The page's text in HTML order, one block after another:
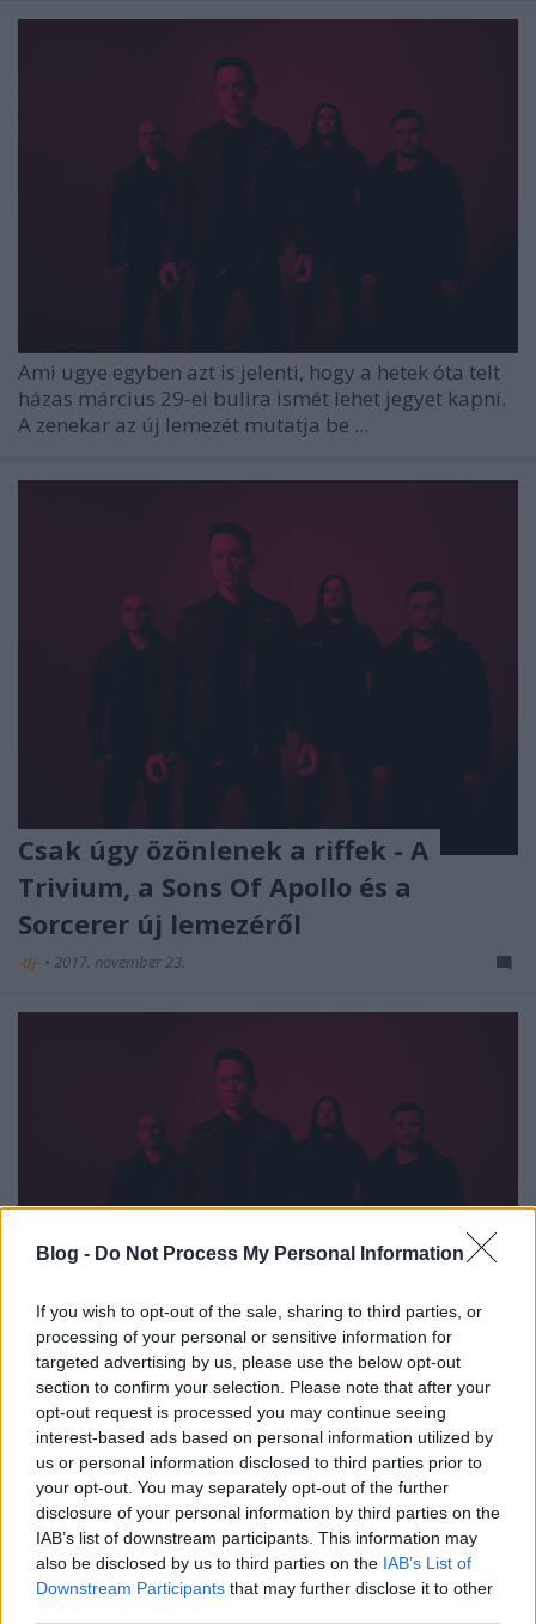
Blog - Do Not Process My Personal Information
If you wish to opt-out of the sale, sharing to third parties, or
processing of your personal or sensitive information for
targeted advertising by us, please use the below opt-out
section to confirm your selection. Please note that after your
opt-out request is processed you may continue seeing
interest-based ads based on personal information utilized by
us or personal information disclosed to third parties prior to
your opt-out. You may separately opt-out of the further
disclosure of your personal information by third parties on the
IAB’s list of downstream participants. This information may
also be disclosed by us to third parties on the IAB’s List of
Downstream Participants that may further disclose it to other
Ami ugye egyben azt is jelenti, hogy a hetek óta telt
házas március 29-ei bulira ismét lehet jegyet kapni.
A zenekar az új lemezét mutatja be ...
Csak úgy özönlenek a riffek - A
Trivium, a Sons Of Apollo és a
Sorcerer új lemezéről
-dj- • 2017. november 23.
A Trivium új lemezéről nem csak azért írtunk, mert
tetszik, hanem mert március 29-én fellépnek a Dürer
Kertben. A Son Of Apollo lemezét azért ...